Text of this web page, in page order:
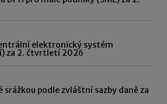
elektronický systém
za 2. čtvrtletí 2026
srážkou podle zvláštní sazby daně za